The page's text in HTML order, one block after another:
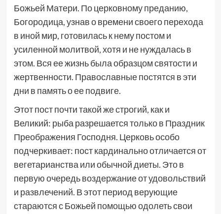
Божьей Матери. По церковному преданию,
Богородица, узнав о времени своего перехода
в иной мир, готовилась к нему постом и
усиленной молитвой, хотя и не нуждалась в
этом. Вся ее жизнь была образцом святости и
жертвенности. Православные постятся в эти
дни в память о ее подвиге.
Этот пост почти такой же строгий, как и
Великий: рыба разрешается только в Праздник
Преображения Господня. Церковь особо
подчеркивает: пост кардинально отличается от
вегетарианства или обычной диеты. Это в
первую очередь воздержание от удовольствий
и развлечений. В этот период верующие
стараются с Божьей помощью одолеть свои